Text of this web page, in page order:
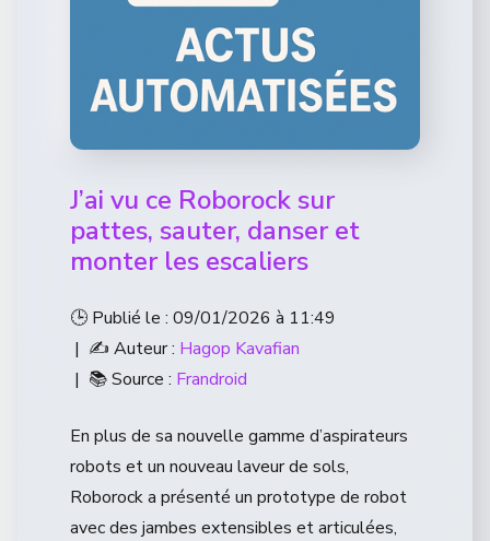
J’ai vu ce Roborock sur
pattes, sauter, danser et
monter les escaliers
🕒 Publié le : 09/01/2026 à 11:49
| ✍️ Auteur : Hagop Kavafian
| 📚 Source : Frandroid
En plus de sa nouvelle gamme d’aspirateurs
robots et un nouveau laveur de sols,
Roborock a présenté un prototype de robot
avec des jambes extensibles et articulées,